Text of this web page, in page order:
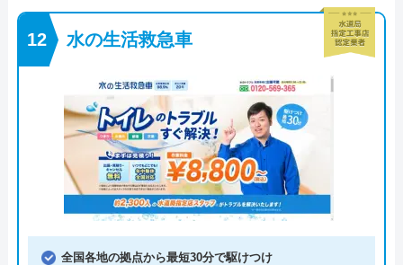
水の生活救急車
全国各地の拠点から最短30分で駆けつけ